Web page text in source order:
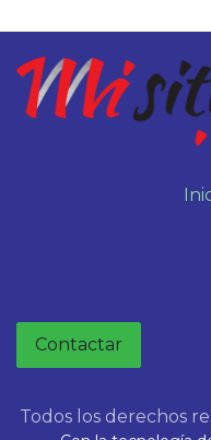
Contactar
Todos los derechos